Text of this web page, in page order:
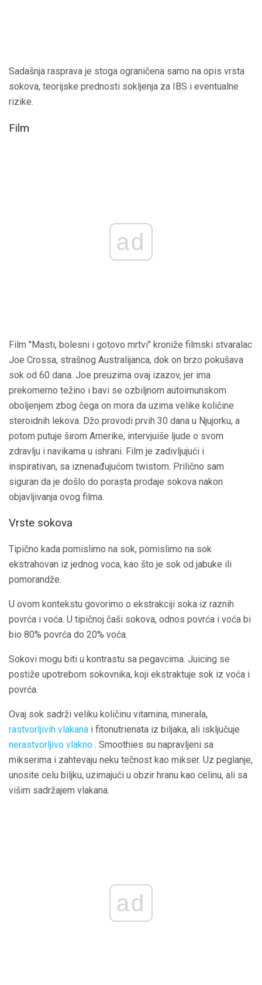
Sadašnja rasprava je stoga ograničena samo na opis vrsta
sokova, teorijske prednosti sokljenja za IBS i eventualne
rizike.
Film
ad
Film "Masti, bolesni i gotovo mrtvi" kroniže filmski stvaralac
Joe Crossa, strašnog Australijanca, dok on brzo pokušava
sok od 60 dana. Joe preuzima ovaj izazov, jer ima
prekomerno težino i bavi se ozbiljnom autoimunskom
oboljenjem zbog čega on mora da uzima velike količine
steroidnih lekova. Džo provodi prvih 30 dana u Njujorku, a
potom putuje širom Amerike, intervjuiše ljude o svom
zdravlju i navikama u ishrani. Film je zadivljujući i
inspirativan, sa iznenađujućom twistom. Prilično sam
siguran da je došlo do porasta prodaje sokova nakon
objavljivanja ovog filma.
Vrste sokova
Tipično kada pomislimo na sok, pomislimo na sok
ekstrahovan iz jednog voca, kao što je sok od jabuke ili
pomorandže.
U ovom kontekstu govorimo o ekstrakciji soka iz raznih
povrća i voća. U tipičnoj čaši sokova, odnos povrća i voća bi
bio 80% povrća do 20% voća.
Sokovi mogu biti u kontrastu sa pegavcima. Juicing se
postiže upotrebom sokovnika, koji ekstraktuje sok iz voća i
povrća.
Ovaj sok sadrži veliku količinu vitamina, minerala,
rastvorljivih vlakana i fitonutrienata iz biljaka, ali isključuje
nerastvorljivo vlakno . Smoothies su napravljeni sa
mikserima i zahtevaju neku tečnost kao mikser. Uz peglanje,
unosite celu biljku, uzimajući u obzir hranu kao celinu, ali sa
višim sadržajem vlakana.
ad